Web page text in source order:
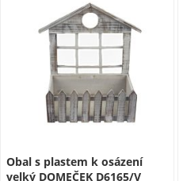
Obal s plastem k osázení
velký DOMEČEK D6165/V